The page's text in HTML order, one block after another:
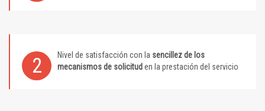
2 Nivel de satisfacción con la sencillez de los
mecanismos de solicitud en la prestación del servicio